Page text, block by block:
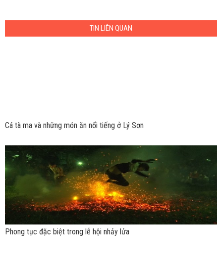
TIN LIÊN QUAN
Cá tà ma và những món ăn nổi tiếng ở Lý Sơn
Phong tục đặc biệt trong lễ hội nhảy lửa